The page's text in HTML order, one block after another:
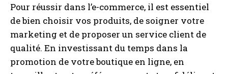
Pour réussir dans l’e-commerce, il est essentiel
de bien choisir vos produits, de soigner votre
marketing et de proposer un service client de
qualité. En investissant du temps dans la
promotion de votre boutique en ligne, en